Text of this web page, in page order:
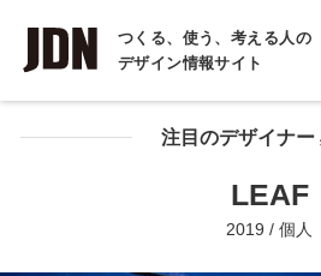
つくる、使う、考える人の
デザイン情報サイト
INTERVIEW
インタビュー
REPORT注目のデザイナー
LEAF
2019 / 個人